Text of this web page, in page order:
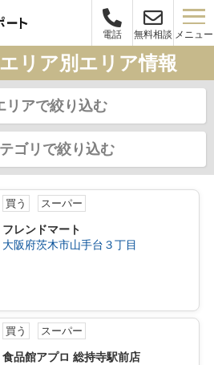
電話 無料相談 メニュー
リア別エリア情報
リアで絞り込む
ゴリで絞り込む
買う スーパー
フレンドマート
大阪府茨木市山手台３丁目
買う スーパー
食品館アプロ 総持寺駅前店